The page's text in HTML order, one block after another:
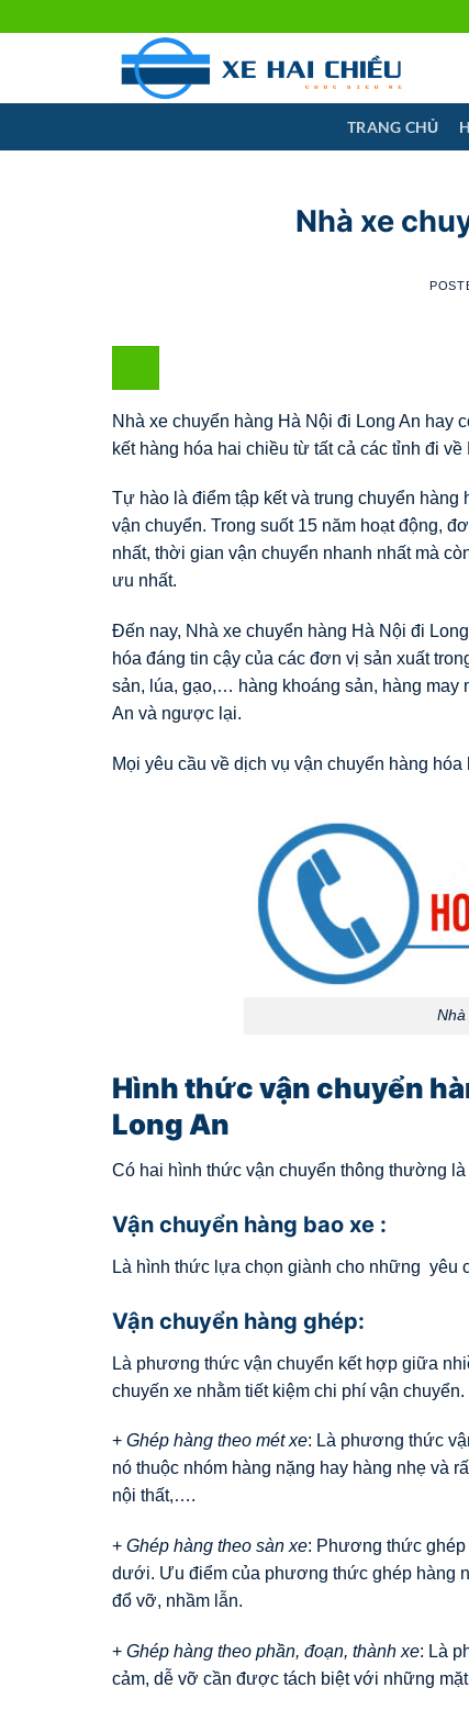
TRANG CHỦ
Nhà xe
Nhà xe chuyển hàng Hà Nội đi Long An hay
kết hàng hóa hai chiều từ tất cả các tỉnh đi
Tự hào là điểm tập kết và trung chuyển
vận chuyển. Trong suốt 15 năm hoạt động,
nhất, thời gian vận chuyển nhanh nhất mà
ưu nhất.
Đến nay, Nhà xe chuyển hàng Hà Nội đi
hóa đáng tin cậy của các đơn vị sản xuất
sản, lúa, gạo,… hàng khoáng sản, hàng may
An và ngược lại.
Mọi yêu cầu về dịch vụ vận chuyển hàng
Nhà
Hình thức vận chuyển
Long An
Có hai hình thức vận chuyển thông thường
Vận chuyển hàng bao xe :
Là hình thức lựa chọn giành cho những yêu
Vận chuyển hàng ghép:
Là phương thức vận chuyển kết hợp giữa
chuyến xe nhằm tiết kiệm chi phí vận chuyển.
+ Ghép hàng theo mét xe: Là phương thức
nó thuộc nhóm hàng nặng hay hàng nhẹ và
nội thất,….
+ Ghép hàng theo sàn xe: Phương thức
dưới. Ưu điểm của phương thức ghép hàng
đổ vỡ, nhầm lẫn.
+ Ghép hàng theo phần, đoạn, thành xe: Là
cảm, dễ vỡ cần được tách biệt với những